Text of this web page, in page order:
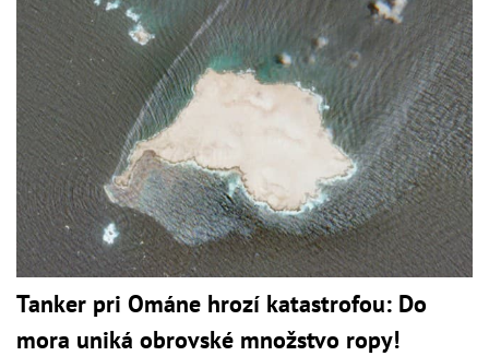
Tanker pri Ománe hrozí katastrofou: Do
mora uniká obrovské množstvo ropy!